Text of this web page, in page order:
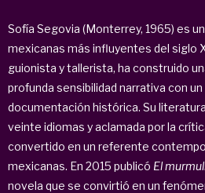
Sofía Segovia (Monterrey, 1965) es
mexicanas más influyentes del siglo
guionista y tallerista, ha construido
profunda sensibilidad narrativa con
documentación histórica. Su
veinte idiomas y aclamada por la
convertido en un referente
mexicanas. En 2015 publicó El
novela que se convirtió en un